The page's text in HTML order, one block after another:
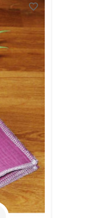
favorite_border